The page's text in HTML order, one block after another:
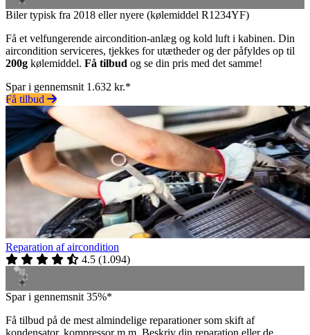
Biler typisk fra 2018 eller nyere (kølemiddel R1234YF)
Få et velfungerende aircondition-anlæg og kold luft i kabinen. Din
aircondition serviceres, tjekkes for utætheder og der påfyldes op til
200g kølemiddel. Få tilbud og se din pris med det samme!
Spar i gennemsnit 1.632 kr.*
Få tilbud
Reparation af aircondition
4.5 (1.094)
Spar i gennemsnit 35%*
Få tilbud på de mest almindelige reparationer som skift af
kondensator, kompressor m.m. Beskriv din reparation eller de